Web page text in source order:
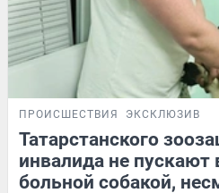
ПРОИСШЕСТВИЯ ЭКСКЛЮЗИВ
Татарстанского
инвалида не пускают
больной собакой,